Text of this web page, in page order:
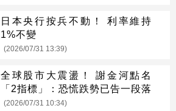
日本央行按兵不動！ 利率維持
1%不變
(2026/07/31 13:39)
全球股市大震盪！ 謝金河點名
「2指標」：恐慌跌勢已告一段落
(2026/07/31 10:34)